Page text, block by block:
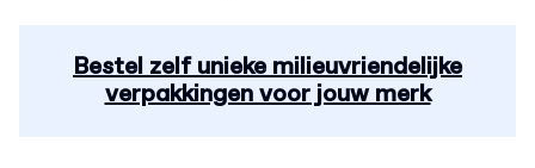
Bestel zelf unieke milieuvriendelijke
verpakkingen voor jouw merk